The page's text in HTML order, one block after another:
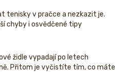
tenisky v pračce a nezkazit je.
chyby i osvědčené tipy
židle vypadají po letech
Přitom je vyčistíte tím, co máte